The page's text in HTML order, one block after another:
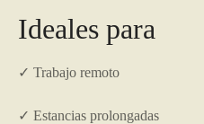
Ideales para
✓ Trabajo remoto
✓ Estancias prolongadas